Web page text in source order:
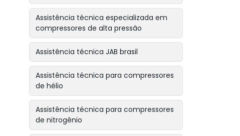
Assistência técnica especializada em
compressores de alta pressão
Assistência técnica JAB brasil
Assistência técnica para compressores
de hélio
Assistência técnica para compressores
de nitrogênio